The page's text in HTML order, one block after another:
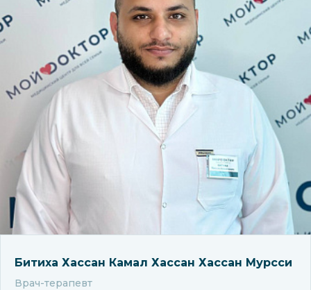
Битиха Хассан Камал Хассан Хассан Мурсси
Врач-терапевт